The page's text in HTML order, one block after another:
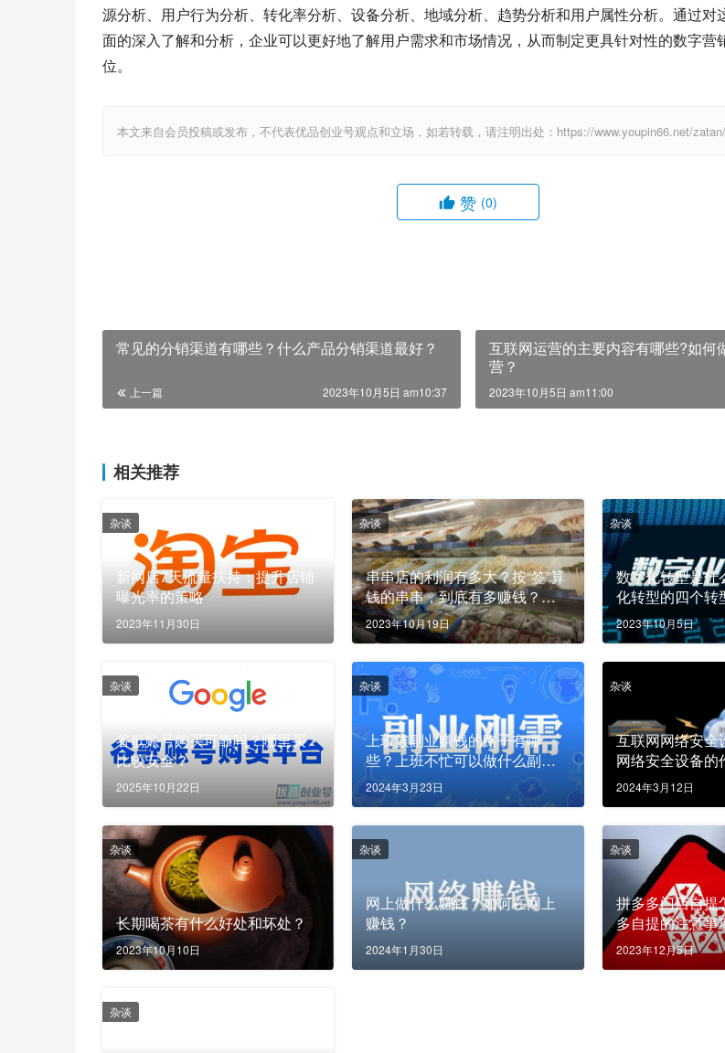
源分析、用户行为分析、转化率分析、设备分析、地域分析、趋势分析和用户属性分析。通过对
面的深入了解和分析，企业可以更好地了解用户需求和市场情况，从而制定更具针对性的数字营
位。
本文来自会员投稿或发布，不代表优品创业号观点和立场，如若转载，请注明出处：https://www.youpin66.net/
赞 (0)
常见的分销渠道有哪些？什么产品分销渠道最好？
上一篇 2023年10月5日 am10:37
互联网运营的主要内容有哪些?如何
营？
2023年10月5日 am11:00
相关推荐
新网店7天流量扶持：提升店铺
曝光率的策略
2023年11月30日
杂谈
串串店的利润有多大？按“签”算
钱的串串，到底有多赚钱？这
几点原因，不容忽视
2023年10月19日
杂谈
数字化转型是什
化转型的四个转
2023年10月5日
杂谈
谷歌账号购买可靠吗？哪里买
比较安全？
2025年10月22日
杂谈
上班族副业赚钱的路子有哪
些？上班不忙可以做什么副
业？
2024年3月23日
杂谈
互联网网络安全
网络安全设备的
2024年3月12日
杂谈
长期喝茶有什么好处和坏处？
2023年10月10日
杂谈
网上做什么赚钱？如何在网上
赚钱？
2024年1月30日
杂谈
拼多多门店自提
多自提的注意事
2023年12月5日
杂谈
杂谈